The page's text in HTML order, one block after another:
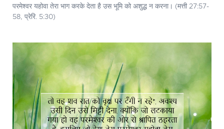
परमेश्‍वर यहोवा तेरा भाग करके देता है उस भूमि को अशुद्ध न करना। (मत्ती 27:57-
58, प्रेरि. 5:30)